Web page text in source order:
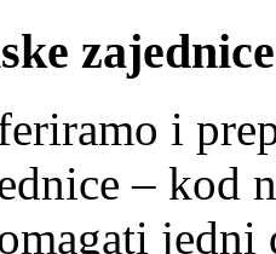
zajednice
i
– kod